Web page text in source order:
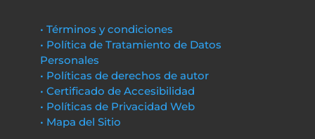
• Términos y condiciones
• Política de Tratamiento de Datos
Personales
• Políticas de derechos de autor
• Certificado de Accesibilidad
• Políticas de Privacidad Web
• Mapa del Sitio